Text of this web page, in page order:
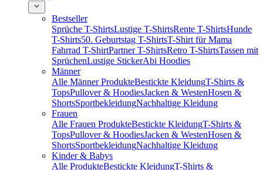
Bestseller
Sprüche T-ShirtsLustige T-ShirtsRente T-ShirtsHunde
T-Shirts50. Geburtstag T-ShirtsT-Shirt für Mama
Fahrrad T-ShirtPartner T-ShirtsRetro T-ShirtsTassen mit
SprüchenLustige StickerAbi Hoodies
Männer
Alle Männer ProdukteBestickte KleidungT-Shirts &
TopsPullover & HoodiesJacken & WestenHosen &
ShortsSportbekleidungNachhaltige Kleidung
Frauen
Alle Frauen ProdukteBestickte KleidungT-Shirts &
TopsPullover & HoodiesJacken & WestenHosen &
ShortsSportbekleidungNachhaltige Kleidung
Kinder & Babys
Alle ProdukteBestickte KleidungT-Shirts &